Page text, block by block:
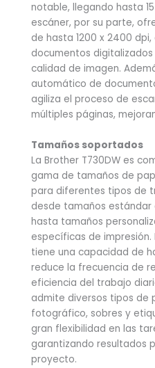
notable, llegando hasta
escáner, por su parte,
de hasta 1200 x 2400
documentos
calidad de imagen.
automático de
agiliza el proceso de
múltiples páginas,
Tamaños soportados
La Brother T730DW es
gama de tamaños de
para diferentes tipos de
desde tamaños estándar
hasta tamaños
específicas de
tiene una capacidad de
reduce la frecuencia de
eficiencia del trabajo
admite diversos tipos de
fotográfico, sobres y
gran flexibilidad en las
garantizando resultados
proyecto.